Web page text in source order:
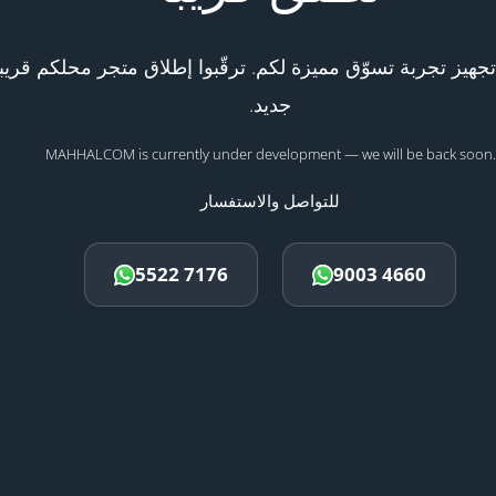
تجربة تسوّق مميزة لكم. ترقّبوا إطلاق متجر محلكم
جديد.
MAHHALCOM is currently under development — we will be back soon.
للتواصل والاستفسار
5522 7176 9003 4660